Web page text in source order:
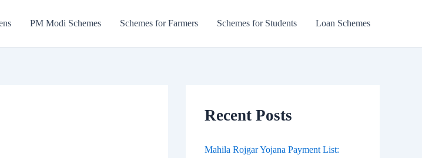
PM Modi Schemes Schemes for Farmers Schemes for Students Loan Schemes
Recent Posts
Mahila Rojgar Yojana Payment List: